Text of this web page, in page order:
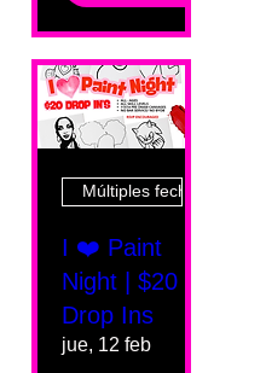
Múltiples fechas
I ❤️ Paint
Night | $20
Drop Ins
jue, 12 feb